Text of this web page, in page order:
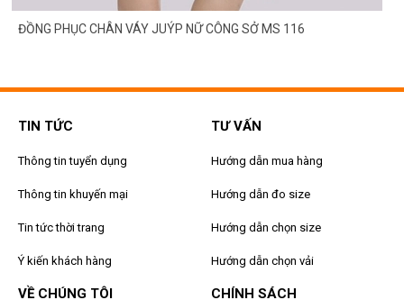
ĐỒNG PHỤC CHÂN VÁY JUÝP NỮ CÔNG SỞ MS 116
TIN TỨC
Thông tin tuyển dụng
Thông tin khuyến mại
Tin tức thời trang
Ý kiến khách hàng
TƯ VẤN
Hướng dẫn mua hàng
Hướng dẫn đo size
Hướng dẫn chọn size
Hướng dẫn chọn vải
VỀ CHÚNG TÔI CHÍNH SÁCH